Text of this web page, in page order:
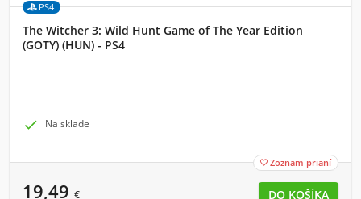
PS4
The Witcher 3: Wild Hunt Game of The Year Edition
(GOTY) (HUN) - PS4
 Na sklade
 Zoznam prianí
19,49 €